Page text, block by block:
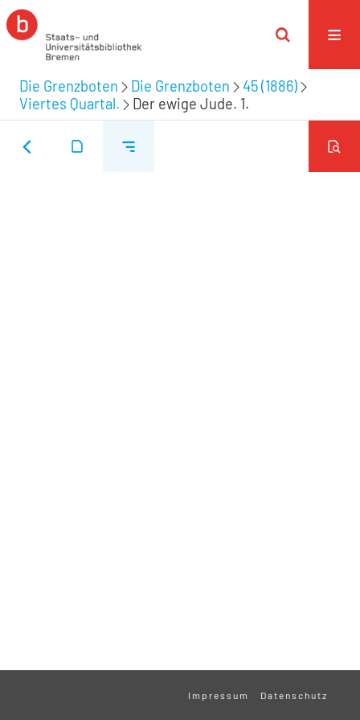
Die Grenzboten Die Grenzboten
45 (1886)
Viertes Quartal.
Der ewige Jude. 1.
Impressum Datenschutz